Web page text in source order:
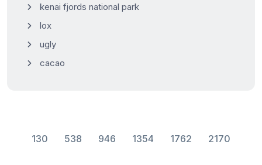
kenai fjords national park
lox
ugly
cacao
130 538 946 1354 1762 2170